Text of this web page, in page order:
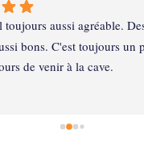
toujours aussi agréable.
bons. C'est toujours un
de venir à la cave.